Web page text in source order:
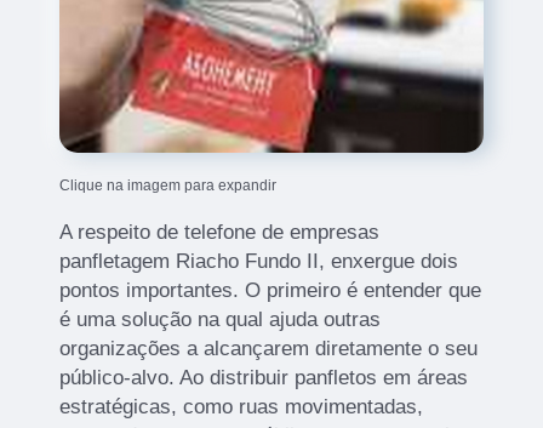
Clique na imagem para expandir
A respeito de telefone de empresas
panfletagem Riacho Fundo II, enxergue dois
pontos importantes. O primeiro é entender que
é uma solução na qual ajuda outras
organizações a alcançarem diretamente o seu
público-alvo. Ao distribuir panfletos em áreas
estratégicas, como ruas movimentadas,